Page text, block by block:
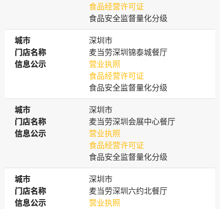
食品经营许可证
食品安全监督量化分级
城市
城市
深圳市
门店名称
门店名称
麦当劳深圳锦泰城餐厅
信息公示
信息公示
营业执照
食品经营许可证
食品安全监督量化分级
城市
城市
深圳市
门店名称
门店名称
麦当劳深圳会展中心餐厅
信息公示
信息公示
营业执照
食品经营许可证
食品安全监督量化分级
城市
城市
深圳市
门店名称
门店名称
麦当劳深圳六约北餐厅
信息公示
信息公示
营业执照